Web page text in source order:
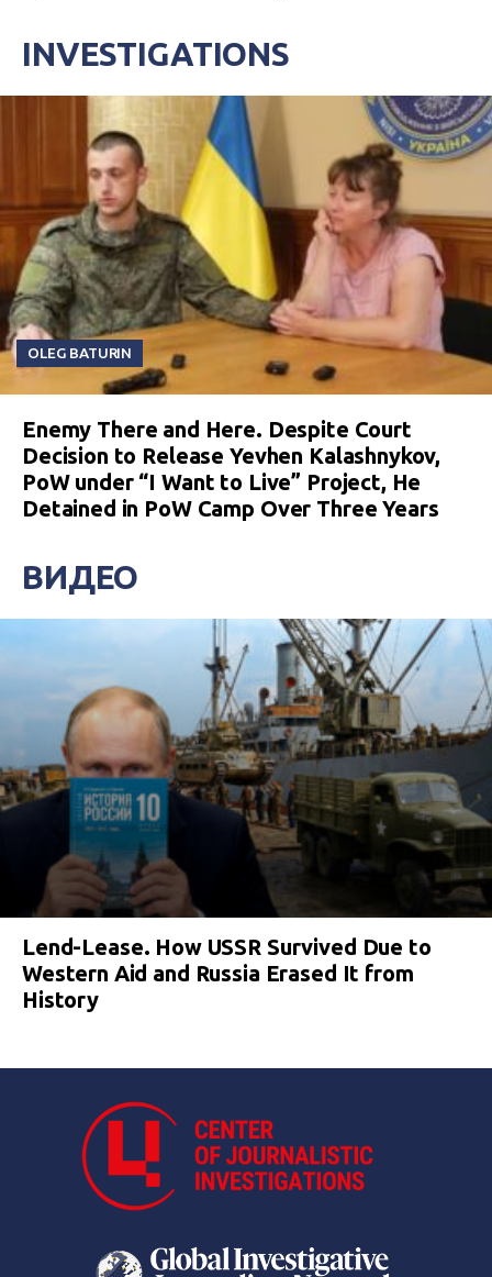
INVESTIGATIONS
OLEG BATURIN
Enemy There and Here. Despite Court
Decision to Release Yevhen Kalashnykov,
PoW under “I Want to Live” Project, He
Detained in PoW Camp Over Three Years
ВИДЕО
Lend-Lease. How USSR Survived Due to
Western Aid and Russia Erased It from
History